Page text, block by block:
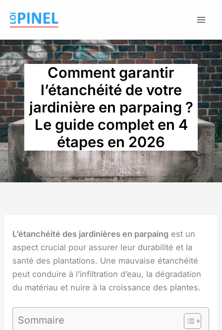
Comment garantir
l’étanchéité de votre
jardinière en parpaing ?
Le guide complet en 4
étapes en 2026
L’étanchéité des jardinières en parpaing est un
aspect crucial pour assurer leur durabilité et la
santé des plantations. Une mauvaise étanchéité
peut conduire à l’infiltration d’eau, la dégradation
du matériau et nuire à la croissance des plantes.
Sommaire